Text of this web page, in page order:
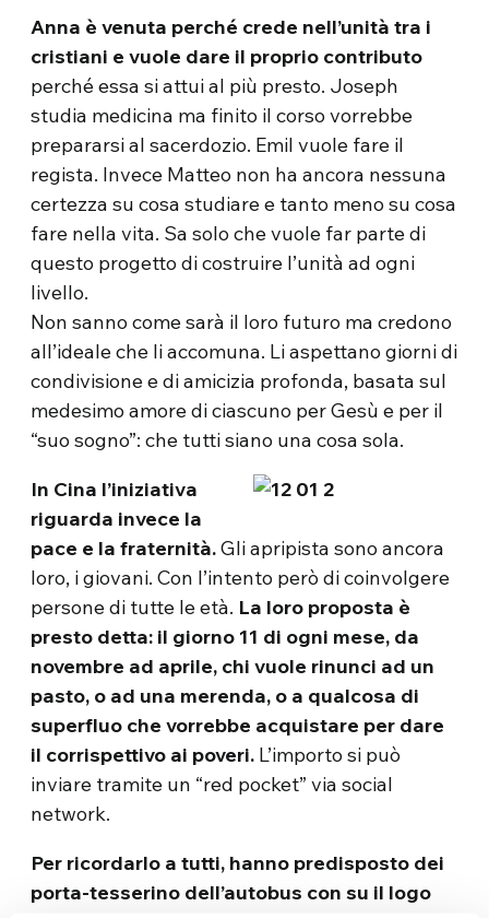
Anna è venuta perché crede nell’unità tra i
cristiani e vuole dare il proprio contributo
perché essa si attui al più presto. Joseph
studia medicina ma finito il corso vorrebbe
prepararsi al sacerdozio. Emil vuole fare il
regista. Invece Matteo non ha ancora nessuna
certezza su cosa studiare e tanto meno su cosa
fare nella vita. Sa solo che vuole far parte di
questo progetto di costruire l’unità ad ogni
livello.
Non sanno come sarà il loro futuro ma credono
all’ideale che li accomuna. Li aspettano giorni di
condivisione e di amicizia profonda, basata sul
medesimo amore di ciascuno per Gesù e per il
“suo sogno”: che tutti siano una cosa sola.
In Cina l’iniziativa
riguarda invece la
pace e la fraternità.Gli apripista sono ancora
loro, i giovani. Con l’intento però di coinvolgere
persone di tutte le età. La loro proposta è
presto detta: il giorno 11 di ogni mese, da
novembre ad aprile, chi vuole rinunci ad un
pasto, o ad una merenda, o a qualcosa di
superfluo che vorrebbe acquistare per dare
il corrispettivo ai poveri. L’importo si può
inviare tramite un “red pocket” via social
network.
Per ricordarlo a tutti, hanno predisposto dei
porta-tesserino dell’autobus con su il logo